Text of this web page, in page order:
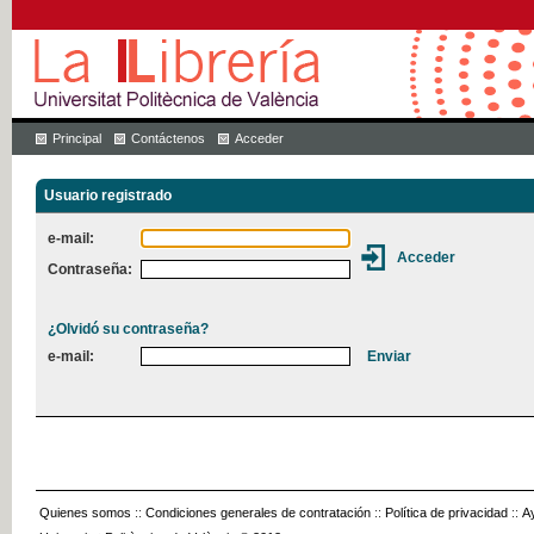
Principal Contáctenos Acceder
Usuario registrado
e-mail:
Contraseña:
¿Olvidó su contraseña?
e-mail:
Quienes somos :: Condiciones generales de contratación :: Política de privacidad ::